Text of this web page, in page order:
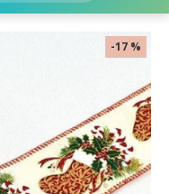
-17 %